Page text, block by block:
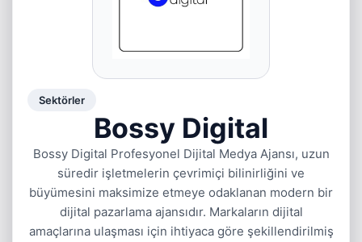
Sektörler
Bossy Digital
Bossy Digital Profesyonel Dijital Medya Ajansı, uzun
süredir işletmelerin çevrimiçi bilinirliğini ve
büyümesini maksimize etmeye odaklanan modern bir
dijital pazarlama ajansıdır. Markaların dijital
amaçlarına ulaşması için ihtiyaca göre şekillendirilmiş